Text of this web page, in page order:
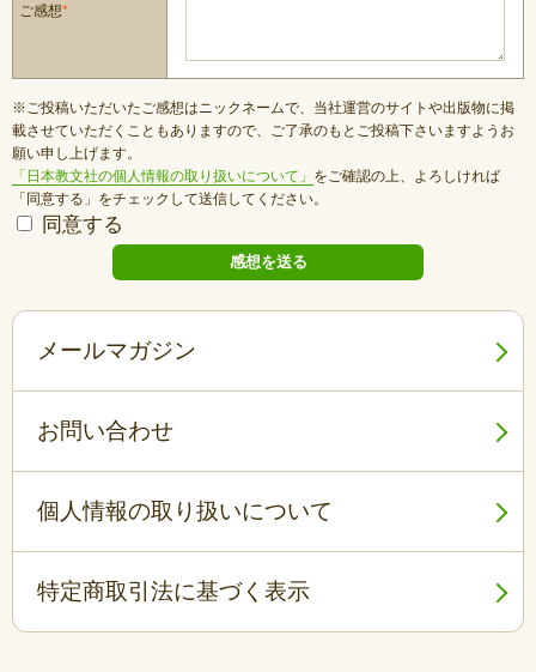
ご感想*
※ご投稿いただいたご感想はニックネームで、当社運営のサイトや出版物に掲
載させていただくこともありますので、ご了承のもとご投稿下さいますようお
願い申し上げます。
「日本教文社の個人情報の取り扱いについて」 をご確認の上、よろしければ
「同意する」をチェックして送信してください。
同意する
メールマガジン
お問い合わせ
個人情報の取り扱いについて
特定商取引法に基づく表示